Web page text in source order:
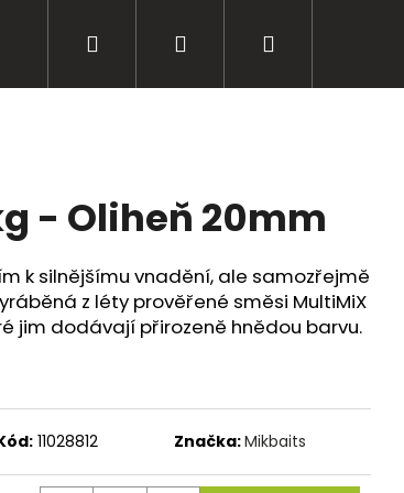
Bižuterie Péče o úlovky
Přihlášení
- Oliheň 20mm
k silnějšímu vnadění, ale samozřejmě
z léty prověřené směsi MultiMiX
jim dodávají přirozeně hnědou barvu.
11028812 Značka:Mikbaits
Následující